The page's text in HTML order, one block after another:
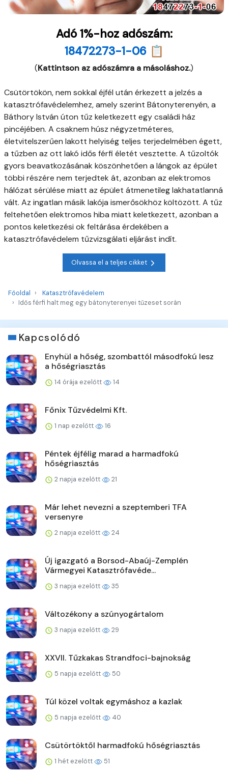
Adó 1%-hoz adószám:
18472273-1-06 📋
(Kattintson az adószámra a másoláshoz.)
Csütörtökön, nem sokkal éjfél után érkezett a jelzés a
katasztrófavédelemhez, amely szerint Bátonyterenyén, a
Báthory István úton tűz keletkezett egy családi ház
pincéjében. A csaknem húsz négyzetméteres,
életvitelszerűen lakott helyiség teljes terjedelmében égett,
a tűzben az ott lakó idős férfi életét vesztette. A tűzoltók
gyors beavatkozásának köszönhetően a lángok az épület
többi részére nem terjedtek át, azonban az elektromos
hálózat sérülése miatt az épület átmenetileg lakhatatlanná
vált. Az ingatlan másik lakója ismerősökhöz költözött. A tűz
feltehetően elektromos hiba miatt keletkezett, azonban a
pontos keletkezési ok feltárása érdekében a
katasztrófavédelem tűzvizsgálati eljárást indít.
Olvassa el a teljes cikket
Főoldal
Katasztrófavédelem
Idős férfi halt meg egy bátonyterenyei tűzeset során
Kapcsolódó
Enyhül a hőség, szombattól másodfokú lesz
a hőségriasztás
14 órája ezelőtt 14
Főnix Tűzvédelmi Kft.
1 nap ezelőtt 16
Péntek éjfélig marad a harmadfokú
hőségriasztás
2 napja ezelőtt 21
Már lehet nevezni a szeptemberi TFA
versenyre
2 napja ezelőtt 24
Új igazgató a Borsod-Abaúj-Zemplén
Vármegyei Katasztrófavéde...
3 napja ezelőtt 35
Változékony a szúnyogártalom
3 napja ezelőtt 29
XXVII. Tűzkakas Strandfoci-bajnokság
5 napja ezelőtt 50
Túl közel voltak egymáshoz a kazlak
5 napja ezelőtt 40
Csütörtöktől harmadfokú hőségriasztás
1 hét ezelőtt 51